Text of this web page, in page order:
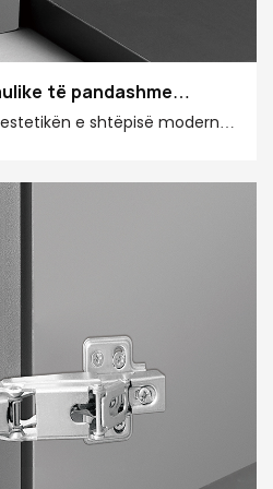
të pandashme
e shtëpisë moderne,
e bërë çdo hapje dhe
lartë